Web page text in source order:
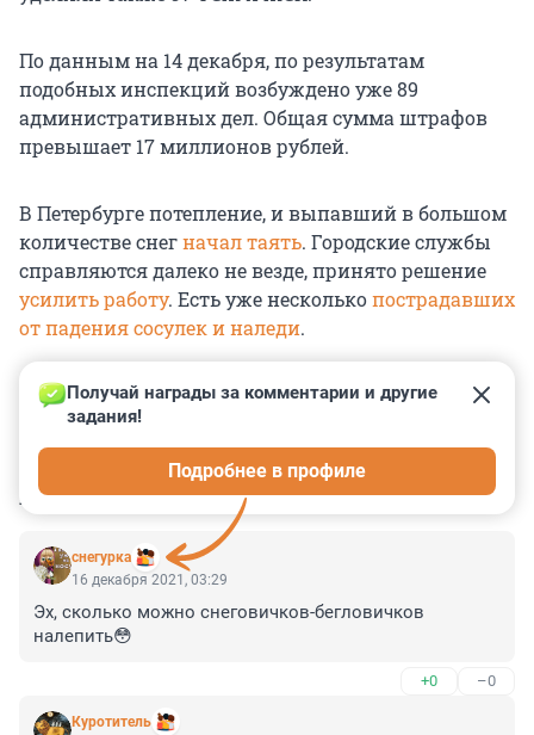
По данным на 14 декабря, по результатам
подобных инспекций возбуждено уже 89
административных дел. Общая сумма штрафов
превышает 17 миллионов рублей.
В Петербурге потепление, и выпавший в большом
количестве снегначал таять. Городские службы
справляются далеко не везде, принято решение
усилить работу. Есть уже несколькопострадавших
от падения сосулек и наледи.
КОММЕНТАРИИ 11
снегурка
Получай награды за комментарии и другие
задания!
Подробнее в профиле
16 декабря 2021, 03:29
Эх, сколько можно снеговичков-бегловичков
налепить😳
+0 –0
Куротитель